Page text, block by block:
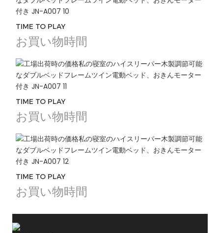
TIME TO PLAY
お買い物時間
TIME TO PLAY
お買い物時間
TIME TO PLAY
お買い物時間